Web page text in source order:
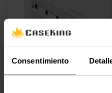
Consentimiento